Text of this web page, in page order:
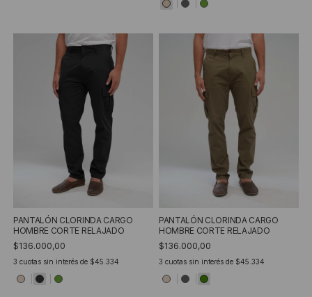
PANTALÓN CLORINDA CARGO
HOMBRE CORTE RELAJADO
$136.000,00
3 cuotas sin interés de $45.334
PANTALÓN CLORINDA CARGO
HOMBRE CORTE RELAJADO
$136.000,00
3 cuotas sin interés de $45.334